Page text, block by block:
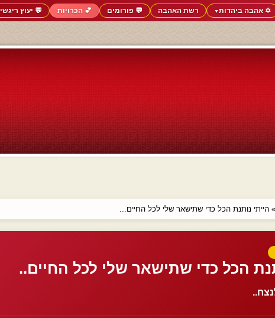
✡️ אהבה ביהדות▼ רשת האהבה 💬 פורומים 💕 הכרויות 💬 יעוץ ריגשי
» הייתי נותנת הכל כדי שתישאר שלי לכל החיים...
הכל כדי שתישאר שלי לכל החיים..